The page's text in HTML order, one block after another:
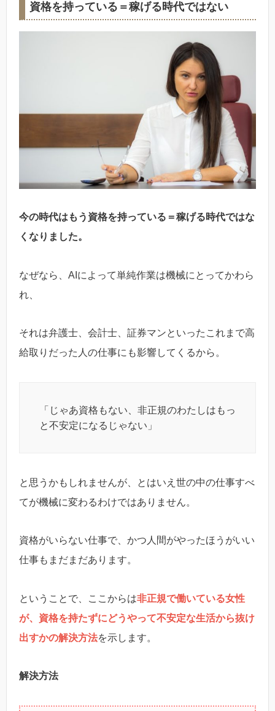
資格を持っている＝稼げる時代ではない
今の時代はもう資格を持っている＝稼げる時代ではな
くなりました。
なぜなら、AIによって単純作業は機械にとってかわら
れ、
それは弁護士、会計士、証券マンといったこれまで高
給取りだった人の仕事にも影響してくるから。
「じゃあ資格もない、非正規のわたしはもっ
と不安定になるじゃない」
と思うかもしれませんが、とはいえ世の中の仕事すべ
てが機械に変わるわけではありません。
資格がいらない仕事で、かつ人間がやったほうがいい
仕事もまだまだあります。
ということで、ここからは非正規で働いている女性
が、資格を持たずにどうやって不安定な生活から抜け
出すかの解決方法を示します。
解決方法